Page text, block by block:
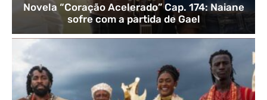
Novela “Coração Acelerado” Cap. 174: Naiane
sofre com a partida de Gael